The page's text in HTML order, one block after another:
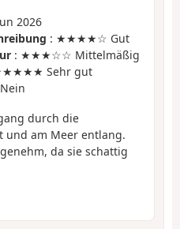
2026
: ★★★★☆ Gut
: ★★★☆☆ Mittelmäßig
Sehr gut
durch die
und am Meer entlang.
da sie schattig